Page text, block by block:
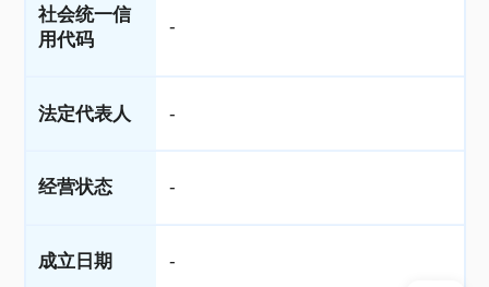
社会统一信
用代码
-
法定代表人 -
经营状态 -
成立日期 -